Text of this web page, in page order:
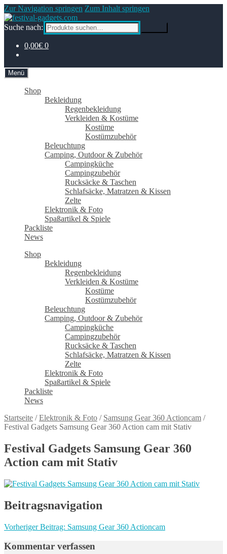
Zur Navigation springen Zum Inhalt springen
Suche nach:
0,00€ 0
Menü
Shop
Bekleidung
Regenbekleidung
Verkleiden & Kostüme
Kostüme
Kostümzubehör
Beleuchtung
Camping, Outdoor & Zubehör
Campingküche
Campingzubehör
Rucksäcke & Taschen
Schlafsäcke, Matratzen & Kissen
Zelte
Elektronik & Foto
Spaßartikel & Spiele
Packliste
News
Shop
Bekleidung
Regenbekleidung
Verkleiden & Kostüme
Kostüme
Kostümzubehör
Beleuchtung
Camping, Outdoor & Zubehör
Campingküche
Campingzubehör
Rucksäcke & Taschen
Schlafsäcke, Matratzen & Kissen
Zelte
Elektronik & Foto
Spaßartikel & Spiele
Packliste
News
Startseite /Elektronik & Foto / Samsung Gear 360 Actioncam /
Festival Gadgets Samsung Gear 360 Action cam mit Stativ
Festival Gadgets Samsung Gear 360
Action cam mit Stativ
Beitragsnavigation
Vorheriger Beitrag: Samsung Gear 360 Actioncam
Kommentar verfassen